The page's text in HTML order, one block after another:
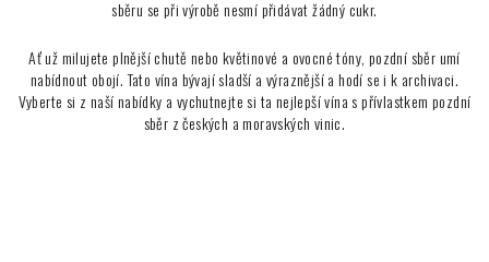
p
r
v
k
y
sběru se při výrobě nesmí přidávat žádný cukr.
Ať už milujete plnější chutě nebo květinové a ovocné tóny, pozdní sběr umí
nabídnout obojí. Tato vína bývají sladší a výraznější a hodí se i k archivaci.
Vyberte si z naší nabídky a vychutnejte si ta nejlepší vína s přívlastkem pozdní
sběr z českých a moravských vinic.